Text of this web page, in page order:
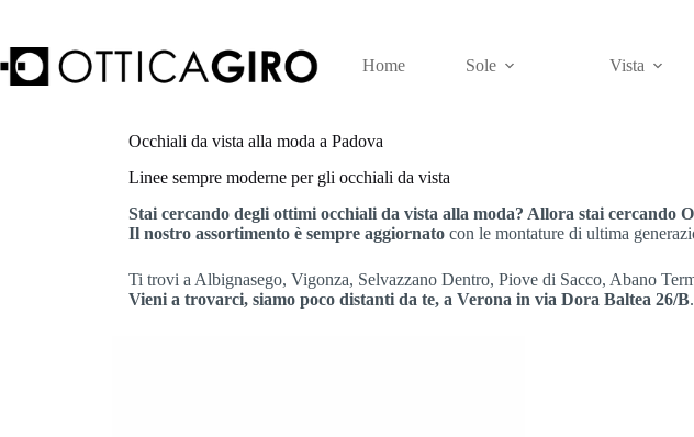
contenuto
Home
Sole Vista
Occhiali da vista alla moda a Padova
Linee sempre moderne per gli occhiali da vista
Stai cercando degli ottimi occhiali da vista alla moda? Allora stai cercando
Il nostro assortimento è sempre aggiornato con le montature di ultima
Ti trovi a Albignasego, Vigonza, Selvazzano Dentro, Piove di Sacco, Abano
Vieni a trovarci, siamo poco distanti da te, a Verona in via Dora Baltea 26/B.